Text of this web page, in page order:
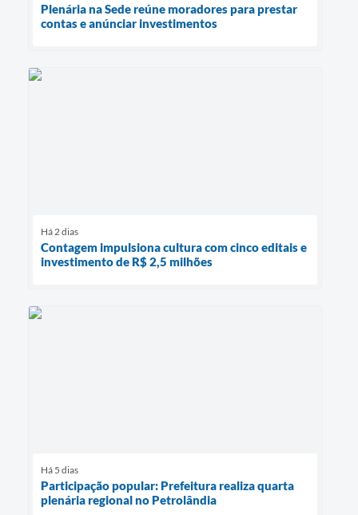
Plenária na Sede reúne moradores para prestar
contas e anúnciar investimentos
Há 2 dias
Contagem impulsiona cultura com cinco editais e
investimento de R$ 2,5 milhões
Há 5 dias
Participação popular: Prefeitura realiza quarta
plenária regional no Petrolândia